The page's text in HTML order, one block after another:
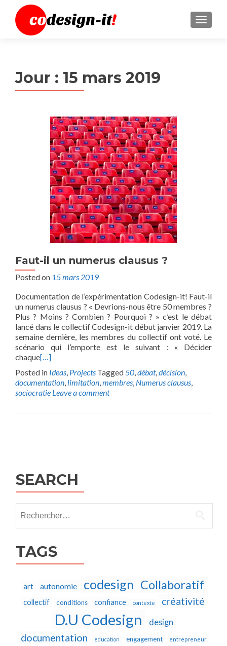
MENU
Jour : 15 mars 2019
Faut-il un numerus clausus ?
Posted on 15 mars 2019
Documentation de l’expérimentation Codesign-it! Faut-il
un numerus clausus ? « Devrions-nous être 50 membres ?
Plus ? Moins ? Combien ? Pourquoi ? » c’est le débat
lancé dans le collectif Codesign-it début janvier 2019. La
semaine dernière, les membres du collectif ont voté. Le
scénario qui l’emporte est le suivant : « Décider
chaque[…]
Posted in Ideas, Projects Tagged50,débat,décision,
documentation, limitation,membres, Numerus clausus,
sociocratie Leave a comment
SEARCH
TAGS
art autonomie codesign Collaboratif
collectif conditions confiance contexte créativité
D.U Codesign design
documentation education engagement entrepreneur